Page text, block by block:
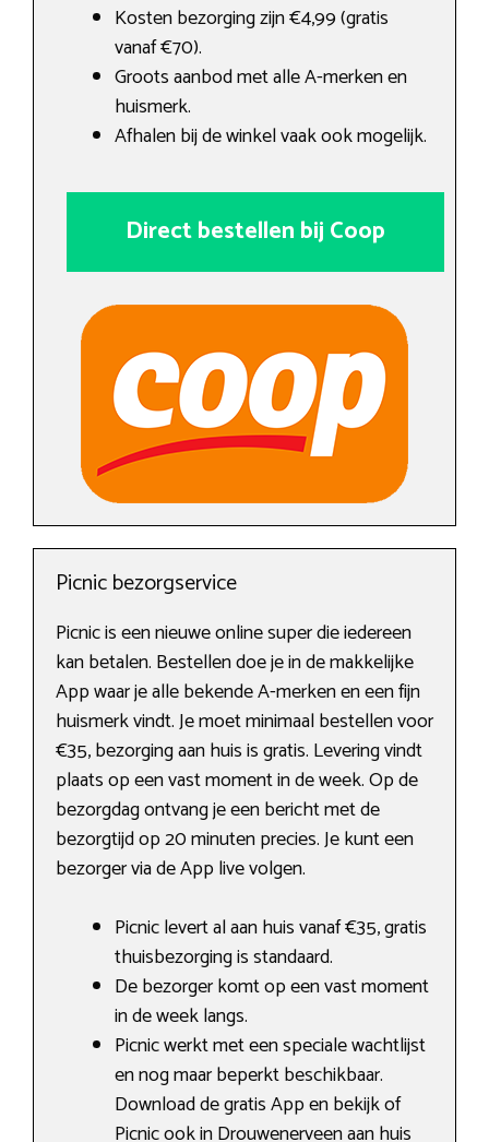
Kosten bezorging zijn €4,99 (gratis
vanaf €70).
Groots aanbod met alle A-merken en
huismerk.
Afhalen bij de winkel vaak ook mogelijk.
Direct bestellen bij Coop
Picnic bezorgservice
Picnic is een nieuwe online super die iedereen
kan betalen. Bestellen doe je in de makkelijke
App waar je alle bekende A-merken en een fijn
huismerk vindt. Je moet minimaal bestellen voor
€35, bezorging aan huis is gratis. Levering vindt
plaats op een vast moment in de week. Op de
bezorgdag ontvang je een bericht met de
bezorgtijd op 20 minuten precies. Je kunt een
bezorger via de App live volgen.
Picnic levert al aan huis vanaf €35, gratis
thuisbezorging is standaard.
De bezorger komt op een vast moment
in de week langs.
Picnic werkt met een speciale wachtlijst
en nog maar beperkt beschikbaar.
Download de gratis App en bekijk of
Picnic ook in Drouwenerveen aan huis